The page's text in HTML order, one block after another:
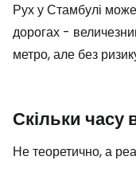
Рух у Стамбулі
дорогах -
метро, але без
Скільки часу
Не теоретично, а